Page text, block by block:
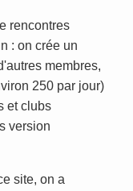
rencontres
: on crée un
membres,
250 par jour)
et clubs
version
site, on a